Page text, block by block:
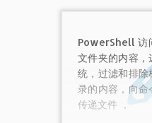
PowerShell 访
文件夹的内容，
统，过滤和排除
录的内容，向命
传递文件 ，